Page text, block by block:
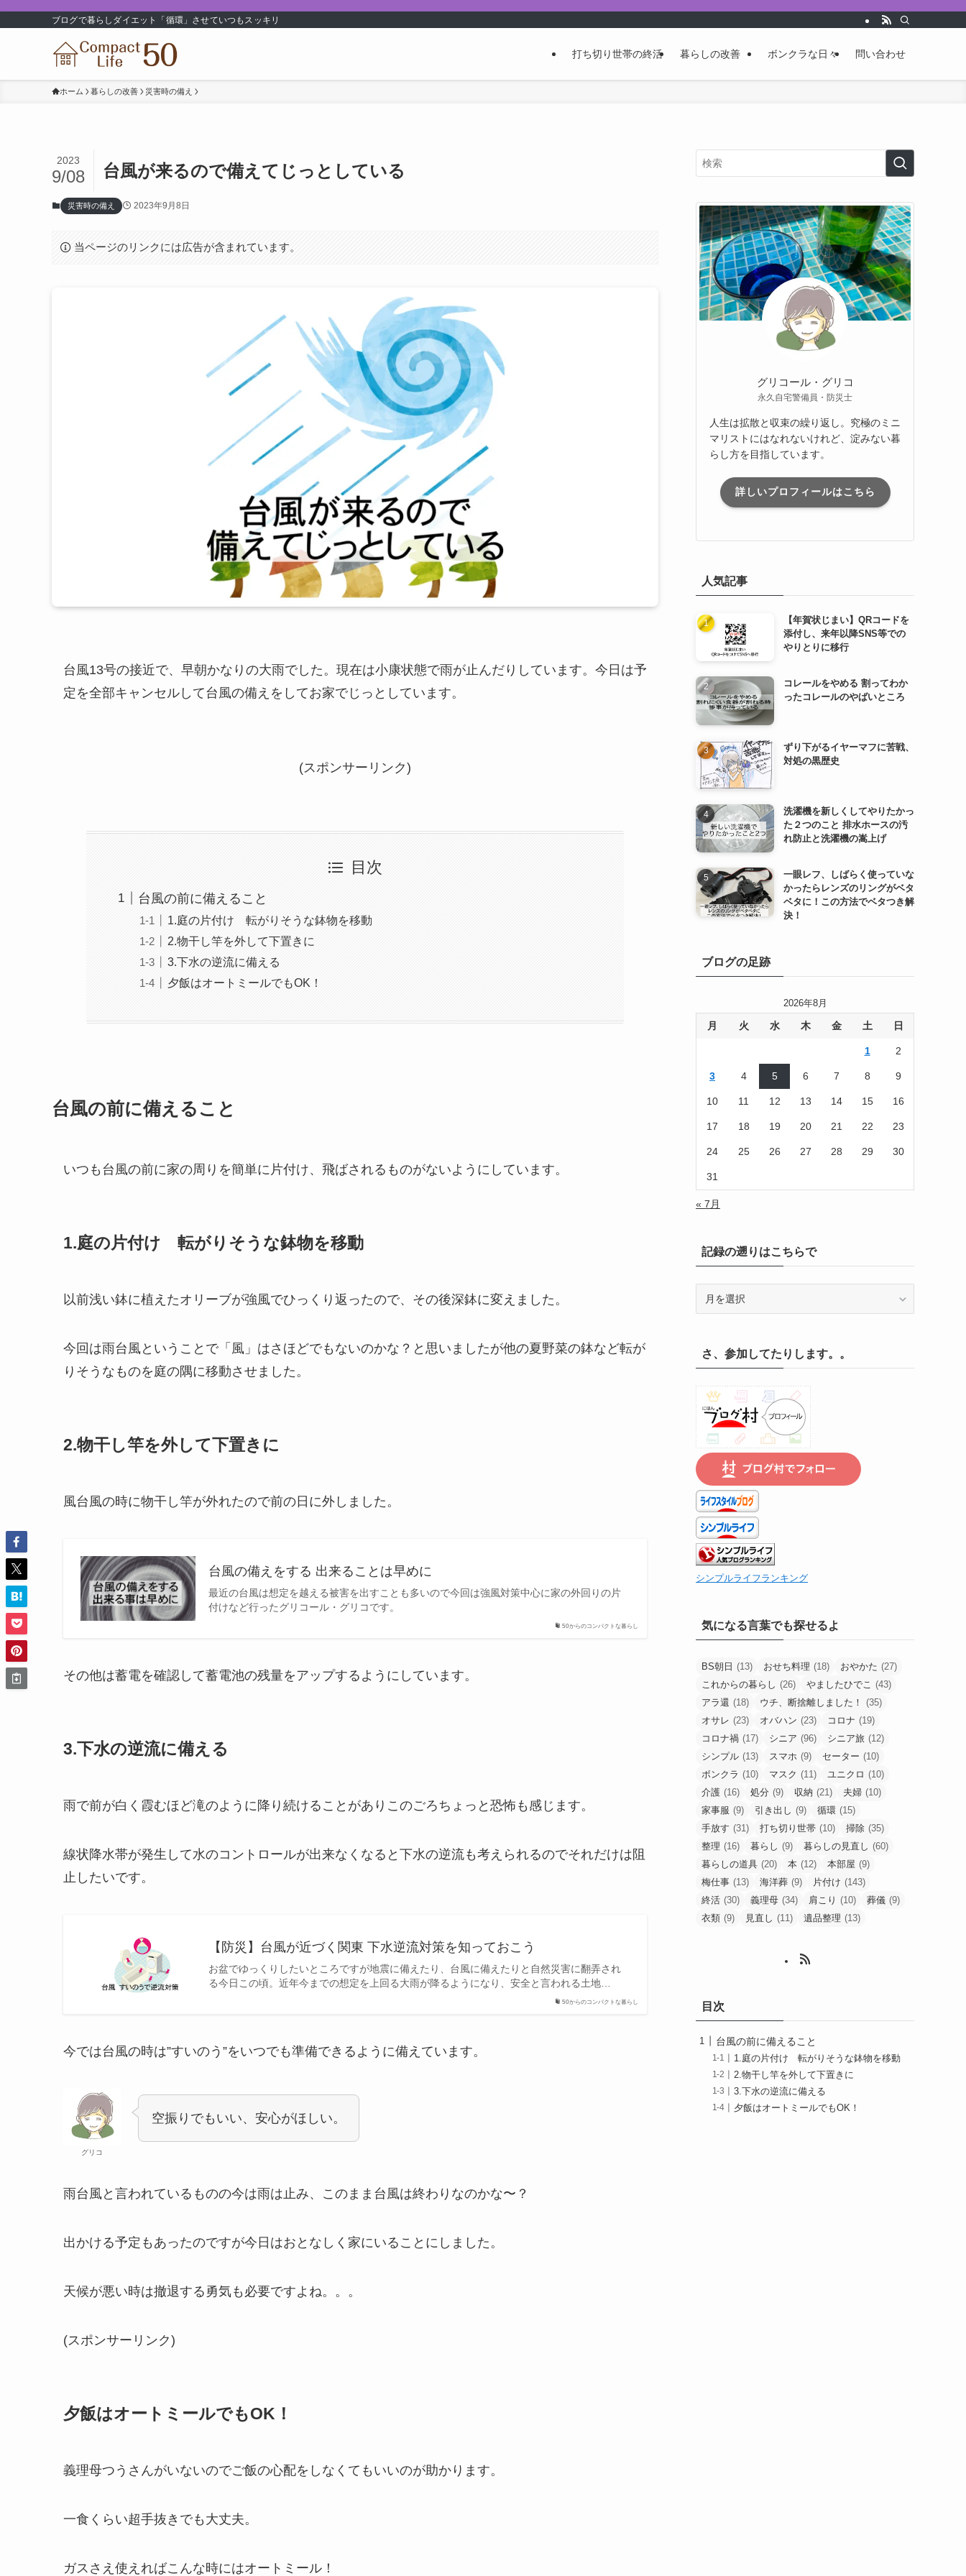
ブログで暮らしダイエット「循環」させていつもスッキリ
打ち切り世帯の終活 暮らしの改善 ボンクラな日々 問い合わせ
ホーム 暮らしの改善 災害時の備え
台風が来るので備えてじっとしている
2023
9/08
災害時の備え 2023年9月8日
当ページのリンクには広告が含まれています。
台風13号の接近で、早朝かなりの大雨でした。現在は小康状態で雨が止んだりしています。今日は予
定を全部キャンセルして台風の備えをしてお家でじっとしています。
(スポンサーリンク)
目次
台風の前に備えること
1.庭の片付け 転がりそうな鉢物を移動
2.物干し竿を外して下置きに
3.下水の逆流に備える
夕飯はオートミールでもOK！
台風の前に備えること
いつも台風の前に家の周りを簡単に片付け、飛ばされるものがないようにしています。
1.庭の片付け 転がりそうな鉢物を移動
以前浅い鉢に植えたオリーブが強風でひっくり返ったので、その後深鉢に変えました。
今回は雨台風ということで「風」はさほどでもないのかな？と思いましたが他の夏野菜の鉢など転が
りそうなものを庭の隅に移動させました。
2.物干し竿を外して下置きに
風台風の時に物干し竿が外れたので前の日に外しました。
50からのコンパクトな暮らし
台風の備えをする 出来ることは早めに
最近の台風は想定を越える被害を出すことも多いので今回は強風対策中心に家の外回りの片
付けなど行ったグリコール・グリコです。
その他は蓄電を確認して蓄電池の残量をアップするようにしています。
3.下水の逆流に備える
雨で前が白く霞むほど滝のように降り続けることがありこのごろちょっと恐怖も感じます。
線状降水帯が発生して水のコントロールが出来なくなると下水の逆流も考えられるのでそれだけは阻
止したいです。
50からのコンパクトな暮らし
【防災】台風が近づく関東 下水逆流対策を知っておこう
お盆でゆっくりしたいところですが地震に備えたり、台風に備えたりと自然災害に翻弄され
る今日この頃。近年今までの想定を上回る大雨が降るようになり、安全と言われる土地…
今では台風の時は”すいのう”をいつでも準備できるように備えています。
グリコ
空振りでもいい、安心がほしい。
雨台風と言われているものの今は雨は止み、このまま台風は終わりなのかな〜？
出かける予定もあったのですが今日はおとなしく家にいることにしました。
天候が悪い時は撤退する勇気も必要ですよね。。。
(スポンサーリンク)
夕飯はオートミールでもOK！
義理母つうさんがいないのでご飯の心配をしなくてもいいのが助かります。
一食くらい超手抜きでも大丈夫。
ガスさえ使えればこんな時にはオートミール！
グリコール・グリコ
永久自宅警備員・防災士
人生は拡散と収束の繰り返し。究極のミニ
マリストにはなれないけれど、淀みない暮
らし方を目指しています。
詳しいプロフィールはこちら
人気記事
【年賀状じまい】QRコードを
添付し、来年以降SNS等での
やりとりに移行
コレールをやめる 割ってわか
ったコレールのやばいところ
ずり下がるイヤーマフに苦戦、
対処の黒歴史
洗濯機を新しくしてやりたかっ
た２つのこと 排水ホースの汚
れ防止と洗濯機の嵩上げ
一眼レフ、しばらく使っていな
かったらレンズのリングがベタ
ベタに！この方法でベタつき解
決！
ブログの足跡
2026年8月
月 火 水 木 金 土 日
1 2
3 4 5 6 7 8 9
10 11 12 13 14 15 16
17 18 19 20 21 22 23
24 25 26 27 28 29 30
31
« 7月
記録の遡りはこちらで
り
は
こ
ち
ら
で
さ、参加してたりします。。
シンプルライフランキング
気になる言葉でも探せるよ
BS朝日 (13) おせち料理 (18) おやかた (27)
これからの暮らし (26) やましたひでこ (43)
アラ還 (18) ウチ、断捨離しました！
(35)
オサレ (23) オバハン (23) コロナ (19)
コロナ禍 (17) シニア (96) シニア旅 (12)
シンプル (13) スマホ (9) セーター (10)
ボンクラ (10) マスク (11) ユニクロ (10)
介護 (16) 処分 (9) 収納 (21) 夫婦 (10)
家事服 (9) 引き出し (9) 循環 (15)
手放す (31) 打ち切り世帯 (10) 掃除 (35)
整理 (16) 暮らし (9) 暮らしの見直し (60)
暮らしの道具 (20) 本 (12) 本部屋 (9)
梅仕事 (13) 海洋葬 (9) 片付け (143)
終活 (30) 義理母 (34) 肩こり (10) 葬儀 (9)
衣類 (9) 見直し (11) 遺品整理 (13)
目次
台風の前に備えること
1.庭の片付け 転がりそうな鉢物を移動
2.物干し竿を外して下置きに
3.下水の逆流に備える
夕飯はオートミールでもOK！